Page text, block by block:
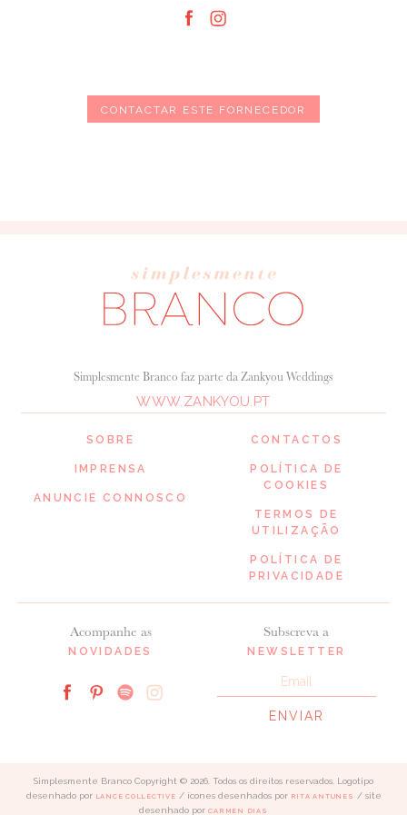
CONTACTAR ESTE FORNECEDOR
SOBRE
IMPRENSA
ANUNCIE CONNOSCO
Acompanhe as
NOVIDADES
Simplesmente Branco faz parte da Zankyou Weddings
WWW.ZANKYOU.PT
Subscreva a
NEWSLETTER
CONTACTOS
POLÍTICA DE
COOKIES
TERMOS DE
UTILIZAÇÃO
POLÍTICA DE
PRIVACIDADE
Simplesmente Branco Copyright © 2026. Todos os direitos reservados. Logotipo
desenhado por LANCE COLLECTIVE / ícones desenhados por RITA ANTUNES
/ site
desenhado porCARMEN DIAS